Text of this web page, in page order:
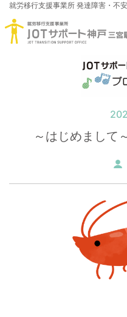
就労移行支援事業所 発達障害・不
～はじめまして